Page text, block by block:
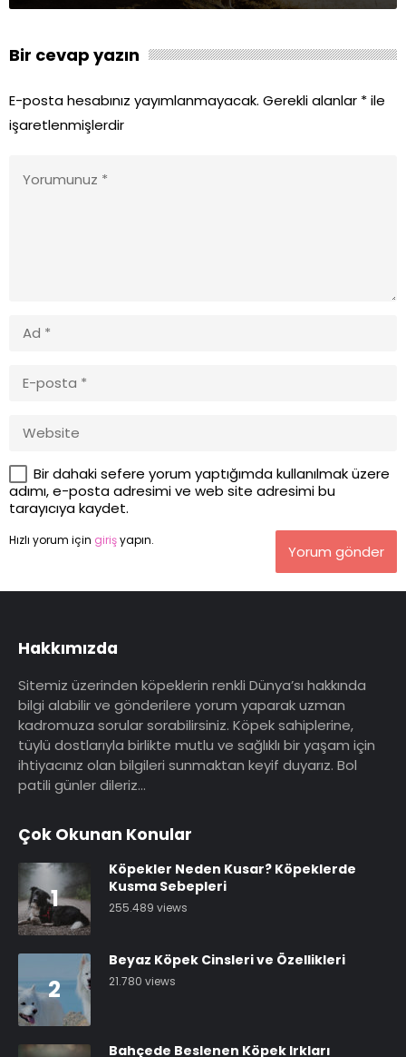
Bir cevap yazın
E-posta hesabınız yayımlanmayacak. Gerekli alanlar *ile
işaretlenmişlerdir
Bir dahaki sefere yorum yaptığımda kullanılmak üzere
adımı, e-posta adresimi ve web site adresimi bu
tarayıcıya kaydet.
Hızlı yorum için girişyapın.
Yorum gönder
Hakkımızda
Sitemiz üzerinden köpeklerin renkli Dünya’sı hakkında
bilgi alabilir ve gönderilere yorum yaparak uzman
kadromuza sorular sorabilirsiniz. Köpek sahiplerine,
tüylü dostlarıyla birlikte mutlu ve sağlıklı bir yaşam için
ihtiyacınız olan bilgileri sunmaktan keyif duyarız. Bol
patili günler dileriz…
Çok Okunan Konular
1
Köpekler Neden Kusar? Köpeklerde
Kusma Sebepleri
255.489 views
2
Beyaz Köpek Cinsleri ve Özellikleri
21.780 views
Bahçede Beslenen Köpek Irkları